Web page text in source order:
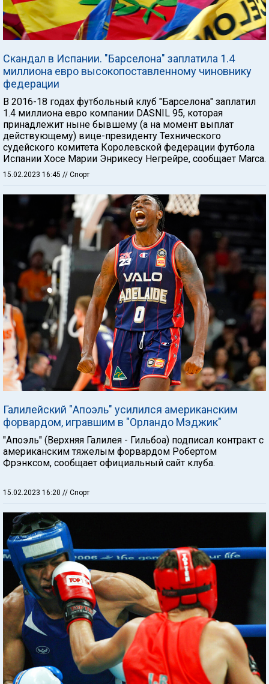
Скандал в Испании. "Барселона" заплатила 1.4
миллиона евро высокопоставленному чиновнику
федерации
В 2016-18 годах футбольный клуб "Барселона" заплатил
1.4 миллиона евро компании DASNIL 95, которая
принадлежит ныне бывшему (а на момент выплат
действующему) вице-президенту Технического
судейского комитета Королевской федерации футбола
Испании Хосе Марии Энрикесу Негрейре, сообщает Marca.
15.02.2023 16:45 // Спорт
Галилейский "Апоэль" усилился американским
форвардом, игравшим в "Орландо Мэджик"
"Апоэль" (Верхняя Галилея - Гильбоа) подписал контракт с
американским тяжелым форвардом Робертом
Фрэнксом, сообщает официальный сайт клуба.
15.02.2023 16:20 // Спорт